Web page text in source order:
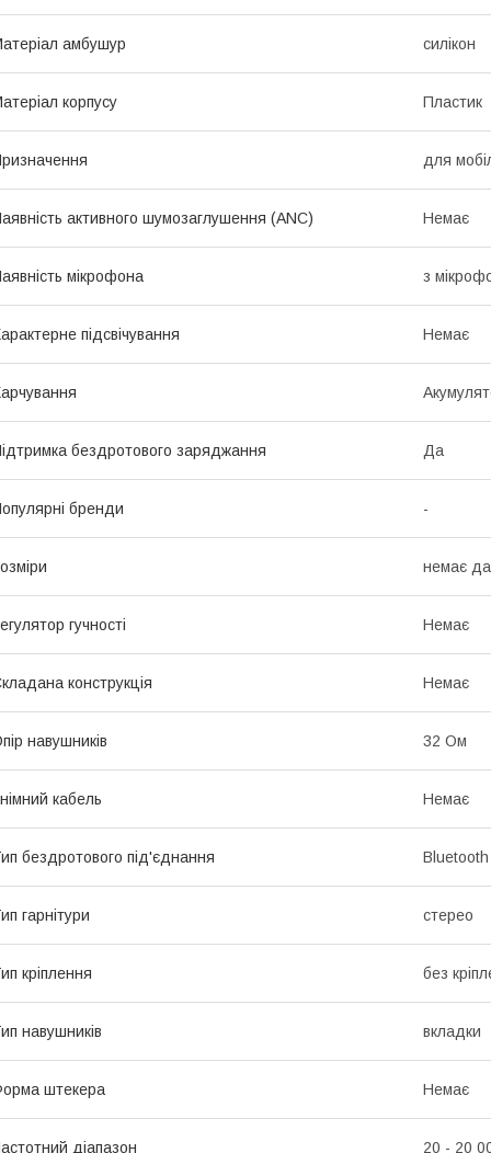
амбушур силікон
корпусу Пластик
для
активного шумозаглушення (ANC) Немає
мікрофона з
підсвічування Немає
бездротового заряджання Да
бренди -
немає
гучності Немає
конструкція Немає
навушників 32 Ом
кабель Немає
бездротового під'єднання Bluetooth
гарнітури стерео
кріплення без
навушників вкладки
штекера Немає
діапазон 20 - 20